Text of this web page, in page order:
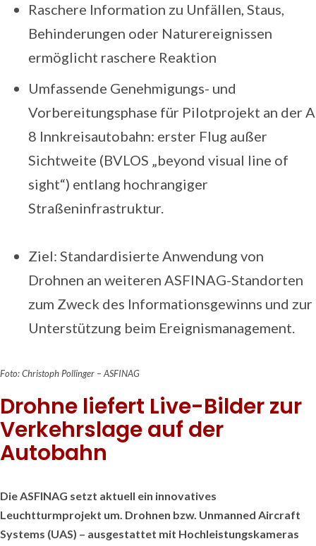
Raschere Information zu Unfällen, Staus,
Behinderungen oder Naturereignissen
ermöglicht raschere Reaktion
Umfassende Genehmigungs- und
Vorbereitungsphase für Pilotprojekt an der A
8 Innkreisautobahn: erster Flug außer
Sichtweite (BVLOS „beyond visual line of
sight“) entlang hochrangiger
Straßeninfrastruktur.
Ziel: Standardisierte Anwendung von
Drohnen an weiteren ASFINAG-Standorten
zum Zweck des Informationsgewinns und zur
Unterstützung beim Ereignismanagement.
Foto: Christoph Pollinger – ASFINAG
Drohne liefert Live-Bilder zur
Verkehrslage auf der
Autobahn
Die ASFINAG setzt aktuell ein innovatives
Leuchtturmprojekt um. Drohnen bzw. Unmanned Aircraft
Systems (UAS) – ausgestattet mit Hochleistungskameras